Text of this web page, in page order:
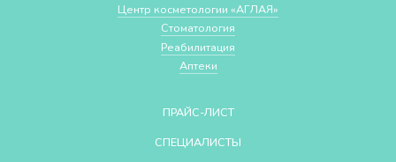
Центр косметологии «АГЛАЯ»
Стоматология
Реабилитация
Аптеки
ПРАЙС-ЛИСТ
СПЕЦИАЛИСТЫ